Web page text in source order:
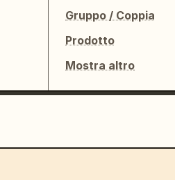
Gruppo / Coppia
Prodotto
Mostra altro